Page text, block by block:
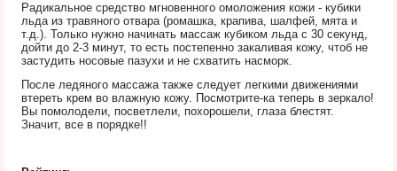
Радикальное средство мгновенного омоложения кожи - кубики
льда из травяного отвара (ромашка, крапива, шалфей, мята и
т.д.). Только нужно начинать массаж кубиком льда с 30 секунд,
дойти до 2-3 минут, то есть постепенно закаливая кожу, чтоб не
застудить носовые пазухи и не схватить насморк.
После ледяного массажа также следует легкими движениями
втереть крем во влажную кожу. Посмотрите-ка теперь в зеркало!
Вы помолодели, посветлели, похорошели, глаза блестят.
Значит, все в порядке!!